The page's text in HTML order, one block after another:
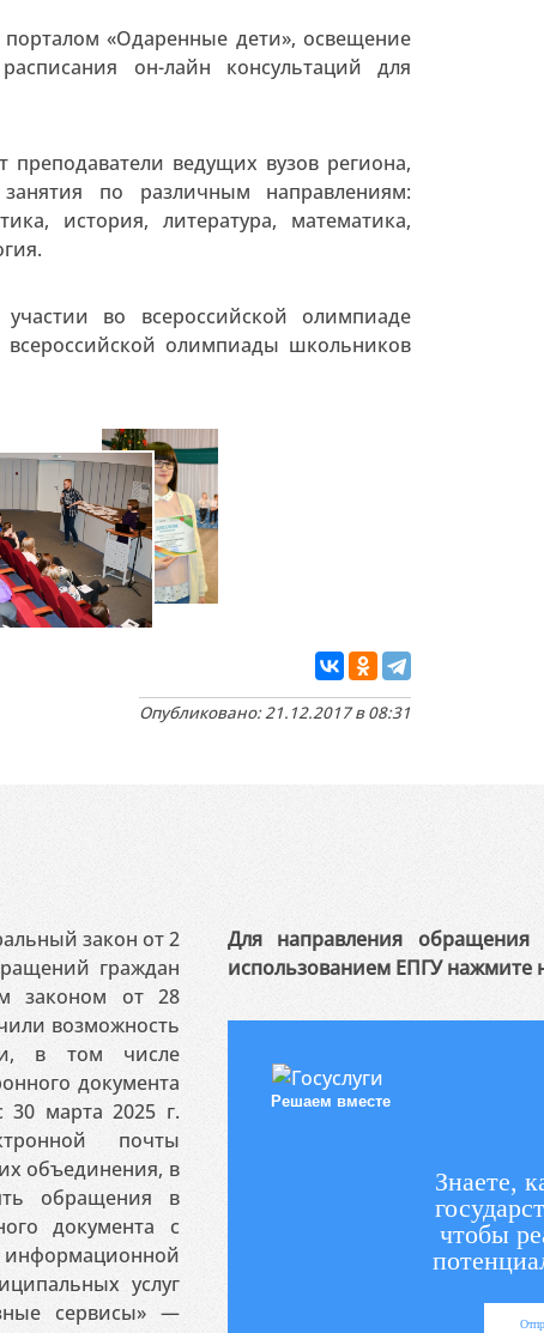
«Одаренные дети», освещение
он-лайн консультаций для
ведущих вузов региона,
по различным направлениям:
история, литература, математика,
во всероссийской олимпиаде
олимпиады школьников
Опубликовано: 21.12.2017 в 08:31
закон от 2
граждан
законом от 28
возможность
в том числе
документа
30 марта 2025 г.
почты
объединения, в
обращения в
документа с
услуг
сервисы» —
Для направления
использованием ЕПГУ нажмите
Решаем вместе
Знаете,
чтобы